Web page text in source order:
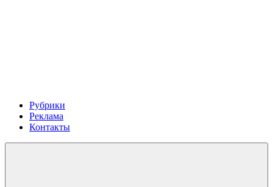
Рубрики
Реклама
Контакты